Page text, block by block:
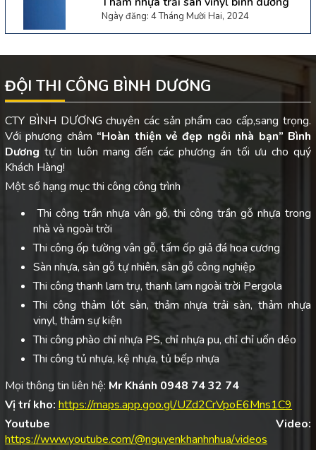
Ngày đăng: 4 Tháng Mười Hai, 2024
ĐỘI THI CÔNG BÌNH DƯƠNG
CTY BÌNH DƯƠNG chuyên các sản phẩm cao cấp,sang trọng.
Với phương châm “Hoàn thiện vẻ đẹp ngôi nhà bạn” Bình
Dươngtự tin luôn mang đến các phương án tối ưu cho quý
Khách Hàng!
Một số hạng mục thi công công trình
Thi công trần nhựa vân gỗ, thi công trần gỗ nhựa trong
nhà và ngoài trời
Thi công ốp tường vân gỗ, tấm ốp giả đá hoa cương
Sàn nhựa, sàn gỗ tự nhiên, sàn gỗ công nghiệp
Thi công thanh lam trụ, thanh lam ngoài trời Pergola
Thi công thảm lót sàn, thảm nhựa trải sàn, thảm nhựa
vinyl, thảm sự kiện
Thi công phào chỉ nhựa PS, chỉ nhựa pu, chỉ chỉ uốn dẻo
Thi công tủ nhựa, kệ nhựa, tủ bếp nhựa
Mọi thông tin liên hệ: Mr Khánh 0948 74 32 74
Vị trí kho: https://maps.app.goo.gl/UZd2CrVpoE6Mns1C9
Youtube Video:
https://www.youtube.com/@nguyenkhanhnhua/videos